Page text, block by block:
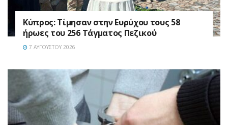
Κύπρος: Τίμησαν στην Ευρύχου τους 58
ήρωες του 256 Τάγματος Πεζικού
7 ΑΥΓΟΎΣΤΟΥ 2026